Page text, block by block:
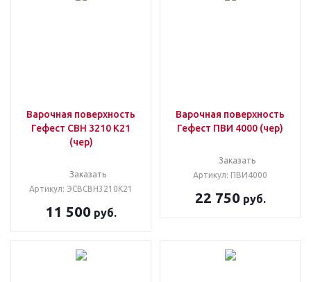
Варочная поверхность
Гефест СВН 3210 К21
(чер)
Заказать
Артикул: ЭСВСВН3210К21
11 500руб.
Варочная поверхность
Гефест ПВИ 4000 (чер)
Заказать
Артикул: ПВИ4000
22 750руб.